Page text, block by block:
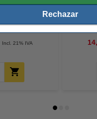
Rechazar
brillo alto | 10 x
Incl. 21% IVA
Power